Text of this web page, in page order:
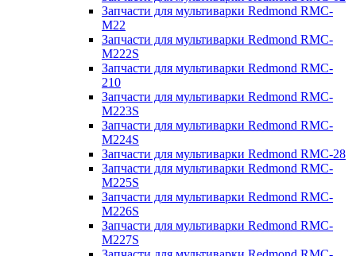
Запчасти для мультиварки Redmond RMC-
M22
Запчасти для мультиварки Redmond RMC-
M222S
Запчасти для мультиварки Redmond RMC-
210
Запчасти для мультиварки Redmond RMC-
M223S
Запчасти для мультиварки Redmond RMC-
M224S
Запчасти для мультиварки Redmond RMC-28
Запчасти для мультиварки Redmond RMC-
M225S
Запчасти для мультиварки Redmond RMC-
M226S
Запчасти для мультиварки Redmond RMC-
M227S